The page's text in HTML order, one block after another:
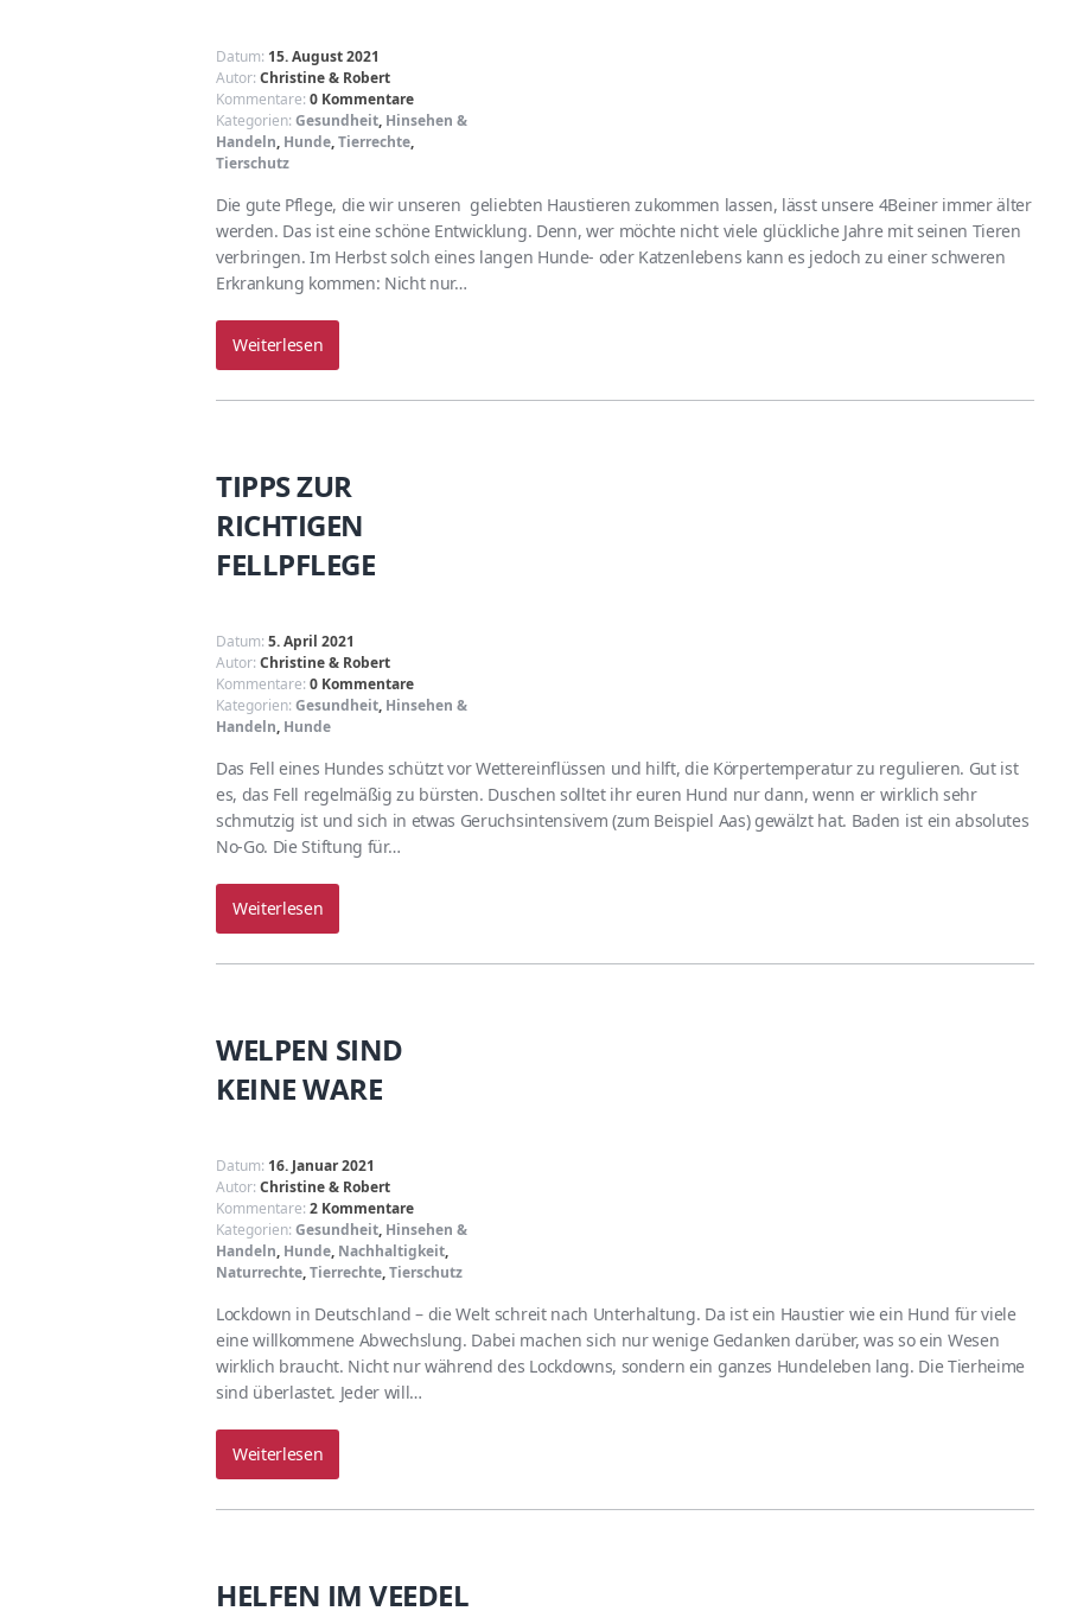
Datum: 15. August 2021
Autor: Christine & Robert
Kommentare: 0 Kommentare
Kategorien: Gesundheit, Hinsehen &
Handeln, Hunde,Tierrechte,
Tierschutz
Die gute Pflege, die wir unseren geliebten Haustieren zukommen lassen, lässt unsere 4Beiner immer älter
werden. Das ist eine schöne Entwicklung. Denn, wer möchte nicht viele glückliche Jahre mit seinen Tieren
verbringen. Im Herbst solch eines langen Hunde- oder Katzenlebens kann es jedoch zu einer schweren
Erkrankung kommen: Nicht nur…
Weiterlesen
TIPPS ZUR
RICHTIGEN
FELLPFLEGE
Datum: 5. April 2021
Autor: Christine & Robert
Kommentare: 0 Kommentare
Kategorien: Gesundheit, Hinsehen &
Handeln, Hunde
Das Fell eines Hundes schützt vor Wettereinflüssen und hilft, die Körpertemperatur zu regulieren. Gut ist
es, das Fell regelmäßig zu bürsten. Duschen solltet ihr euren Hund nur dann, wenn er wirklich sehr
schmutzig ist und sich in etwas Geruchsintensivem (zum Beispiel Aas) gewälzt hat. Baden ist ein absolutes
No-Go. Die Stiftung für…
Weiterlesen
WELPEN SIND
KEINE WARE
Datum: 16. Januar 2021
Autor: Christine & Robert
Kommentare: 2 Kommentare
Kategorien: Gesundheit, Hinsehen &
Handeln, Hunde, Nachhaltigkeit,
Naturrechte,Tierrechte,Tierschutz
Lockdown in Deutschland – die Welt schreit nach Unterhaltung. Da ist ein Haustier wie ein Hund für viele
eine willkommene Abwechslung. Dabei machen sich nur wenige Gedanken darüber, was so ein Wesen
wirklich braucht. Nicht nur während des Lockdowns, sondern ein ganzes Hundeleben lang. Die Tierheime
sind überlastet. Jeder will…
Weiterlesen
HELFEN IM VEEDEL